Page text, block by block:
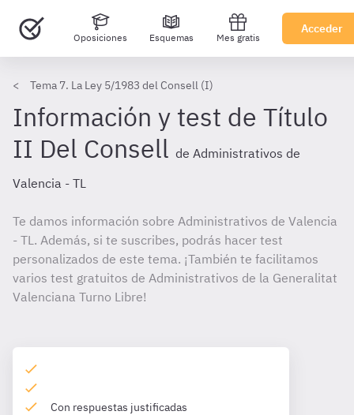
Oposiciones Esquemas Mes gratis
Acceder
Tema 7. La Ley 5/1983 del Consell (I)
Información y test de Título
II Del Consell de Administrativos de
Valencia - TL
Te damos información sobre Administrativos de Valencia
- TL. Además, si te suscribes, podrás hacer test
personalizados de este tema. ¡También te facilitamos
varios test gratuitos de Administrativos de la Generalitat
Valenciana Turno Libre!
Con respuestas justificadas